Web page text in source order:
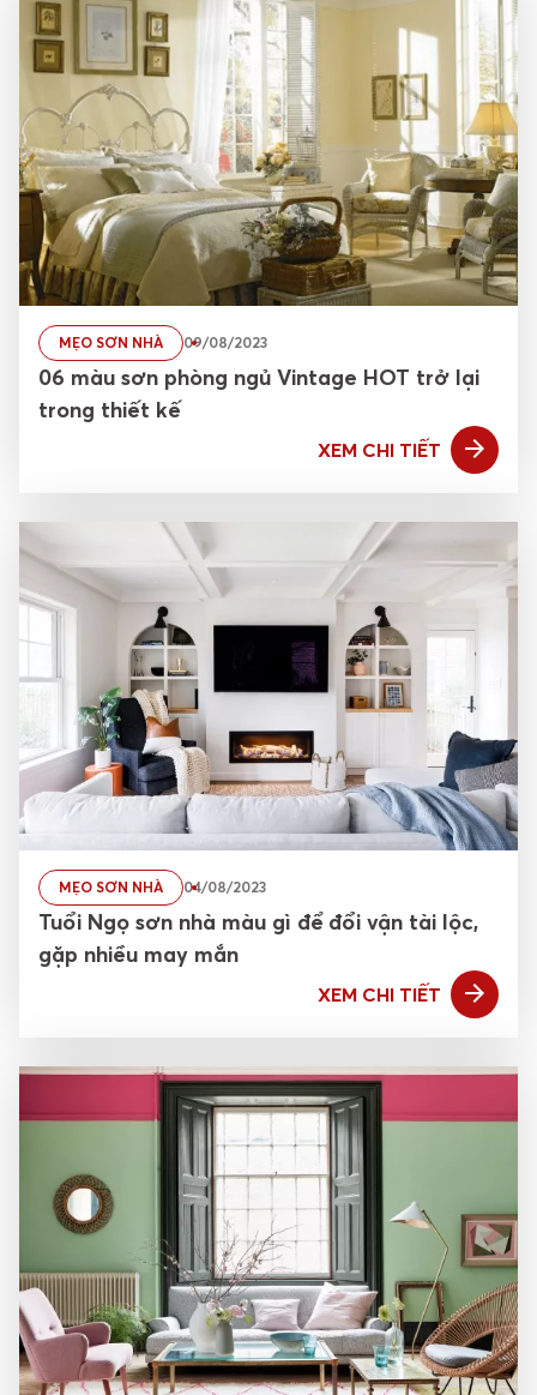
MẸO SƠN NHÀ 09/08/2023
06 màu sơn phòng ngủ Vintage HOT trở lại
trong thiết kế
XEM CHI TIẾT
MẸO SƠN NHÀ 04/08/2023
Tuổi Ngọ sơn nhà màu gì để đổi vận tài lộc,
gặp nhiều may mắn
XEM CHI TIẾT